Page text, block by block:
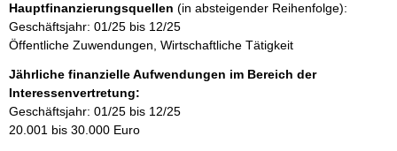
t
i
n
f
o
r
m
Hauptfinanzierungsquellen (in absteigender Reihenfolge):
Geschäftsjahr: 01/25 bis 12/25
Öffentliche Zuwendungen, Wirtschaftliche Tätigkeit
Jährliche finanzielle Aufwendungen im Bereich der
Interessenvertretung:
Geschäftsjahr: 01/25 bis 12/25
20.001 bis 30.000 Euro